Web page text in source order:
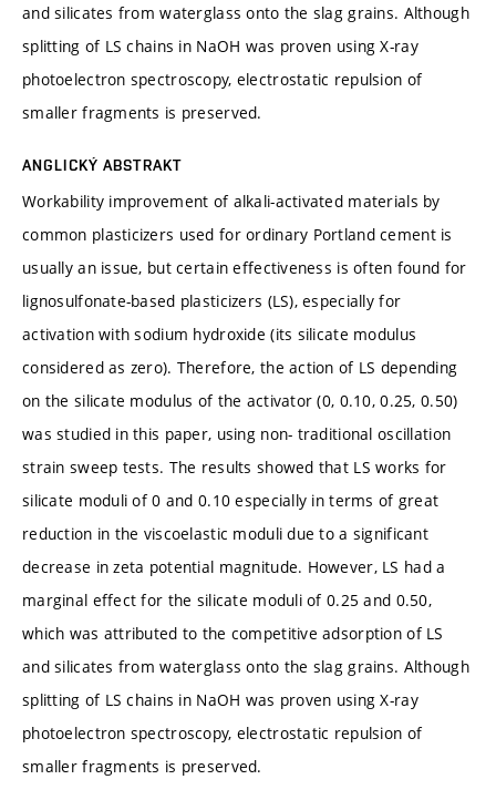
and silicates from waterglass onto the slag grains. Although
splitting of LS chains in NaOH was proven using X-ray
photoelectron spectroscopy, electrostatic repulsion of
smaller fragments is preserved.
ANGLICKÝ ABSTRAKT
Workability improvement of alkali-activated materials by
common plasticizers used for ordinary Portland cement is
usually an issue, but certain effectiveness is often found for
lignosulfonate-based plasticizers (LS), especially for
activation with sodium hydroxide (its silicate modulus
considered as zero). Therefore, the action of LS depending
on the silicate modulus of the activator (0, 0.10, 0.25, 0.50)
was studied in this paper, using non- traditional oscillation
strain sweep tests. The results showed that LS works for
silicate moduli of 0 and 0.10 especially in terms of great
reduction in the viscoelastic moduli due to a significant
decrease in zeta potential magnitude. However, LS had a
marginal effect for the silicate moduli of 0.25 and 0.50,
which was attributed to the competitive adsorption of LS
and silicates from waterglass onto the slag grains. Although
splitting of LS chains in NaOH was proven using X-ray
photoelectron spectroscopy, electrostatic repulsion of
smaller fragments is preserved.